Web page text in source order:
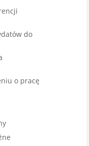
do
o pracę